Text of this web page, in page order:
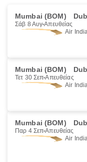
Mumbai (BOM)
Σάβ 8 Αυγ Απευθείας
Air
Mumbai (BOM)
Τετ 30 Σεπ Απευθείας
Air
Mumbai (BOM)
Παρ 4 Σεπ Απευθείας
Air